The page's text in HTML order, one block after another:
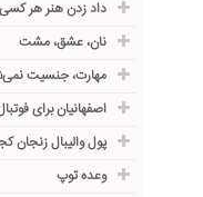
داد زدن هنر هر
نان، عشق، مشت
مهارت، جنسیت
اصفهانیان برای
پول والیبال زنجان
وعده توپ